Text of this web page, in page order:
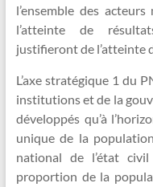
l’ensemble des
l’atteinte de
justifieront de l’atteinte
L’axe stratégique 1 du
institutions et de la
développés qu’à
unique de la
national de l’état
proportion de la